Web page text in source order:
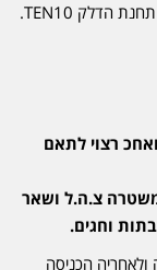
האילן 4 אור עקיבא - מתחם העסקים ''מבנה'' חניון תחנת הדלק TEN10.
רצוי לתאם
משטרה צ.ה.ל ושאר
וחגים.
הכניסה